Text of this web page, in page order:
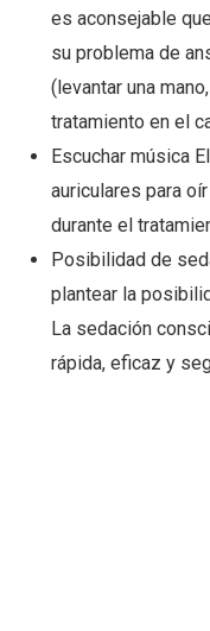
es aconsejable
su problema de
(levantar una
tratamiento en el
Escuchar música
auriculares para
durante el
Posibilidad de
plantear la
La sedación
rápida, eficaz y